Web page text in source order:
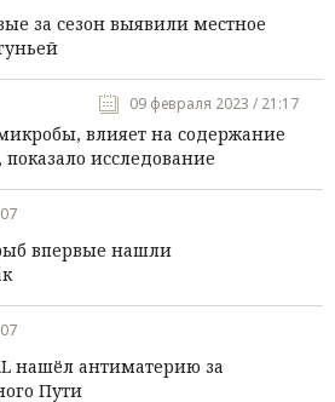
за сезон выявили местное
09 февраля 2023 / 21:17
влияет на содержание
показало исследование
впервые нашли
нашёл антиматерию за
Пути